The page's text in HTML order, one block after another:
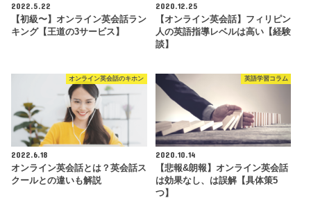
2022.5.22
【初級〜】オンライン英会話ラン
キング【王道の3サービス】
2020.12.25
【オンライン英会話】フィリピン
人の英語指導レベルは高い【経験
談】
オンライン英会話のキホン
2022.6.18
オンライン英会話とは？英会話ス
クールとの違いも解説
英語学習コラム
2020.10.14
【悲報&朗報】オンライン英会話
は効果なし、は誤解【具体策5
つ】